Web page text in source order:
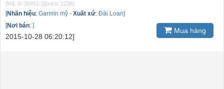
[Mã: G-30451-3] [xem: 1238]
[Nhãn hiệu: Garmin mỹ - Xuất xứ: Đài Loan]
[Nơi bán: ]
2015-10-28 06:20:12]
Mua hàng